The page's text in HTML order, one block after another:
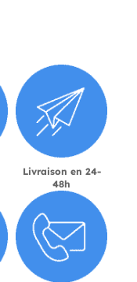
Livraison en 24-
48h